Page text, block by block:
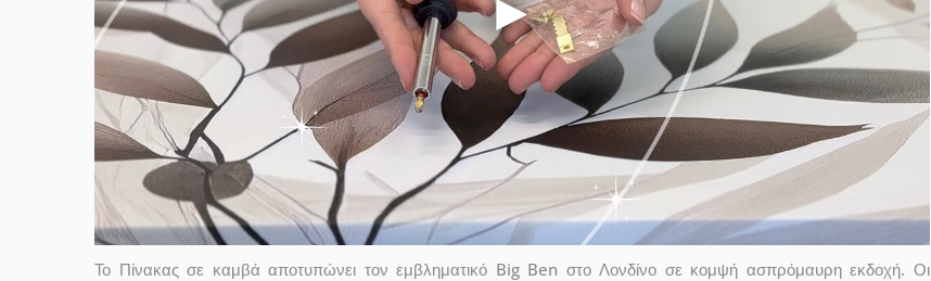
Το Πίνακας σε καμβά αποτυπώνει τον εμβληματικό Big Ben στο Λονδίνο σε κομψή ασπρόμαυρη εκδοχή. Οι